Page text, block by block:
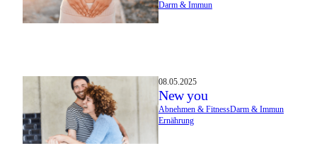
Darm & Immun
08.05.2025
New you
Abnehmen & FitnessDarm & Immun
Ernährung